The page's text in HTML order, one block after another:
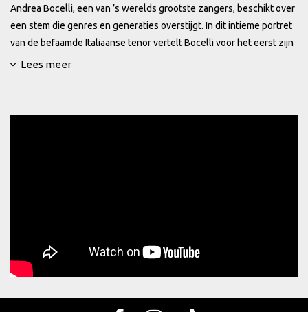
Andrea Bocelli, een van ’s werelds grootste zangers, beschikt over
een stem die genres en generaties overstijgt. In dit intieme portret
van de befaamde Italiaanse tenor vertelt Bocelli voor het eerst zijn
verhaal in eigen woorden. Documentairemaker Cosima Spender
en zijn decennialange liefde voor opera — “de hemel van de
muziek” — zou Bocelli uiteindelijk optreden op de meest
zangpartners zoals Céline Dion, Jennifer Lopez en Dua Lipa. Aan
Lees meer